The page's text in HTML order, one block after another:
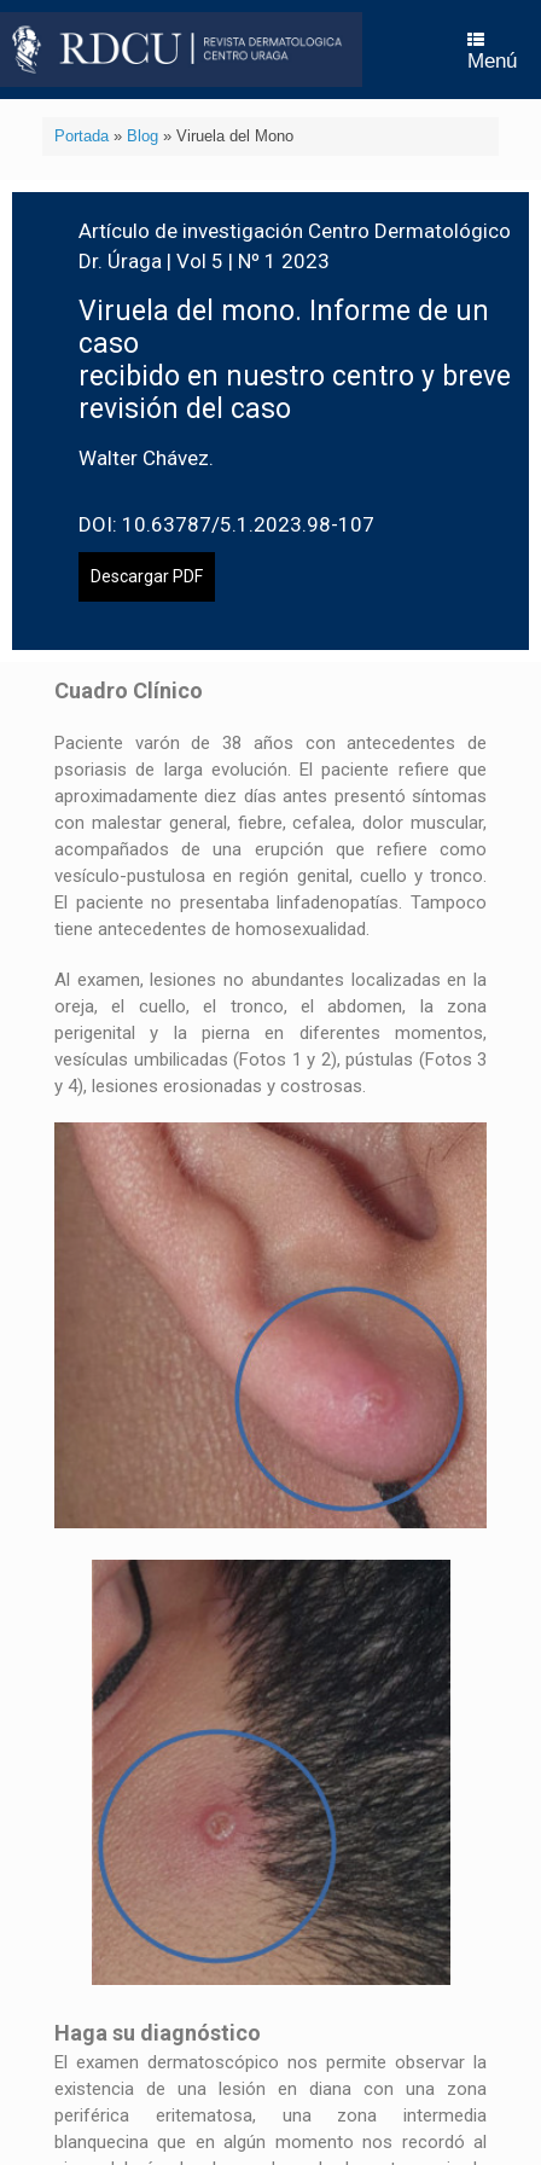
Menú
Portada» Blog» Viruela del Mono
Artículo de investigación Centro Dermatológico
Dr. Úraga | Vol 5 | Nº 1 2023
Viruela del mono. Informe de un
caso
recibido en nuestro centro y breve
revisión del caso
Walter Chávez.
DOI: 10.63787/5.1.2023.98-107
Descargar PDF
Cuadro Clínico
Paciente varón de 38 años con antecedentes de
psoriasis de larga evolución. El paciente refiere que
aproximadamente diez días antes presentó síntomas
con malestar general, fiebre, cefalea, dolor muscular,
acompañados de una erupción que refiere como
vesículo-pustulosa en región genital, cuello y tronco.
El paciente no presentaba linfadenopatías. Tampoco
tiene antecedentes de homosexualidad.
Al examen, lesiones no abundantes localizadas en la
oreja, el cuello, el tronco, el abdomen, la zona
perigenital y la pierna en diferentes momentos,
vesículas umbilicadas (Fotos 1 y 2), pústulas (Fotos 3
y 4), lesiones erosionadas y costrosas.
Haga su diagnóstico
El examen dermatoscópico nos permite observar la
existencia de una lesión en diana con una zona
periférica eritematosa, una zona intermedia
blanquecina que en algún momento nos recordó al